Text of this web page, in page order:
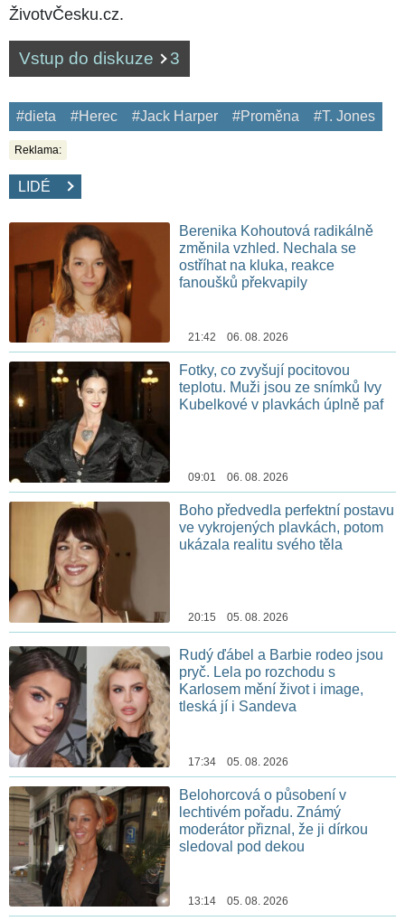
ŽivotvČesku.cz.
Vstup do diskuze 3
#dieta #Herec #Jack Harper #Proměna #T. Jones
Reklama:
LIDÉ
Berenika Kohoutová radikálně
změnila vzhled. Nechala se
ostříhat na kluka, reakce
fanoušků překvapily
21:42 06. 08. 2026
Fotky, co zvyšují pocitovou
teplotu. Muži jsou ze snímků Ivy
Kubelkové v plavkách úplně paf
09:01 06. 08. 2026
Boho předvedla perfektní postavu
ve vykrojených plavkách, potom
ukázala realitu svého těla
20:15 05. 08. 2026
Rudý ďábel a Barbie rodeo jsou
pryč. Lela po rozchodu s
Karlosem mění život i image,
tleská jí i Sandeva
17:34 05. 08. 2026
Belohorcová o působení v
lechtivém pořadu. Známý
moderátor přiznal, že ji dírkou
sledoval pod dekou
13:14 05. 08. 2026